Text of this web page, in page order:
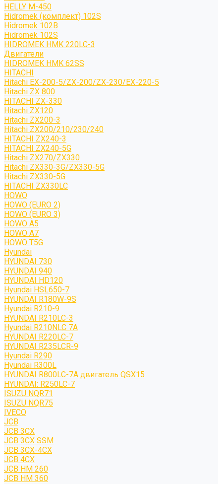
HELLY M-450
Hidromek (комплект) 102S
Hidromek 102B
Hidromek 102S
HIDROMEK HMK 220LC-3
Двигатели
HIDROMEK HMK 62SS
HITACHI
Hitachi EX-200-5/ZX-200/ZX-230/EX-220-5
Hitachi ZX 800
HITACHI ZX-330
Hitachi ZX120
Hitachi ZX200-3
Hitachi ZX200/210/230/240
HITACHI ZX240-3
HITACHI ZX240-5G
Hitachi ZX270/ZX330
Hitachi ZX330-3G/ZX330-5G
Hitachi ZX330-5G
HITACHI ZX330LC
HOWO
HOWO (EURO 2)
HOWO (EURO 3)
HOWO A5
HOWO A7
HOWO T5G
Hyundai
HYUNDAI 730
HYUNDAI 940
HYUNDAI HD120
Hyundai HSL650-7
HYUNDAI R180W-9S
Hyundai R210-9
HYUNDAI R210LC-3
Hyundai R210NLC 7A
HYUNDAI R220LC-7
HYUNDAI R235LCR-9
Hyundai R290
Hyundai R300L
HYUNDAI R800LC-7A двигатель QSX15
HYUNDAI: R250LC-7
ISUZU NQR71
ISUZU NQR75
IVECO
JCB
JCB 3CX
JCB 3CX SSM
JCB 3CX-4CX
JCB 4CX
JCB HM 260
JCB HM 360